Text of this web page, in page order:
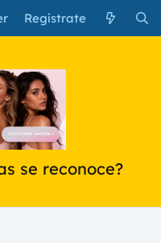
Regístrate
se reconoce?